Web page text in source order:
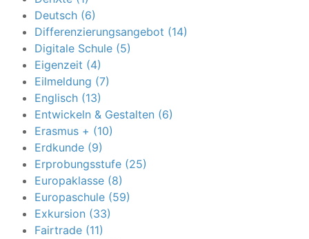
Deutsch (6)
Differenzierungsangebot (14)
Digitale Schule (5)
Eigenzeit (4)
Eilmeldung (7)
Englisch (13)
Entwickeln & Gestalten (6)
Erasmus + (10)
Erdkunde (9)
Erprobungsstufe (25)
Europaklasse (8)
Europaschule (59)
Exkursion (33)
Fairtrade (11)